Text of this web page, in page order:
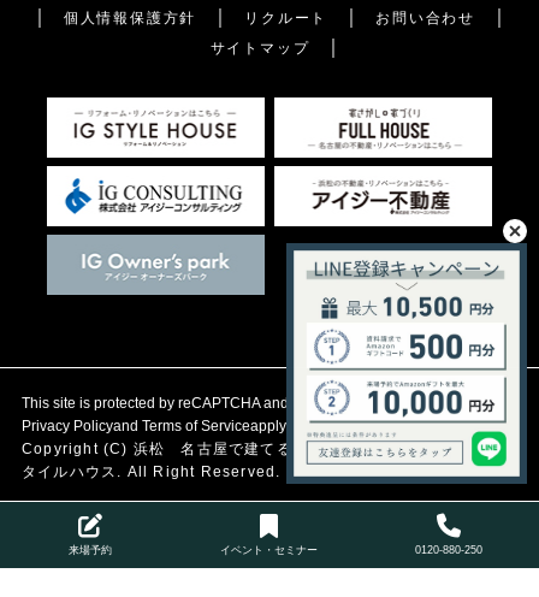
個人情報保護方針 リクルート
お問い合わせ
サイトマップ
This site is protected by reCAPTCHA and the Google
Privacy Policyand Terms of Serviceapply.
Copyright (C) 浜松 名古屋で建てる自然素材の注文住宅アイジース
タイルハウス. All Right Reserved.
来場予約 イベント・セミナー 0120-880-250